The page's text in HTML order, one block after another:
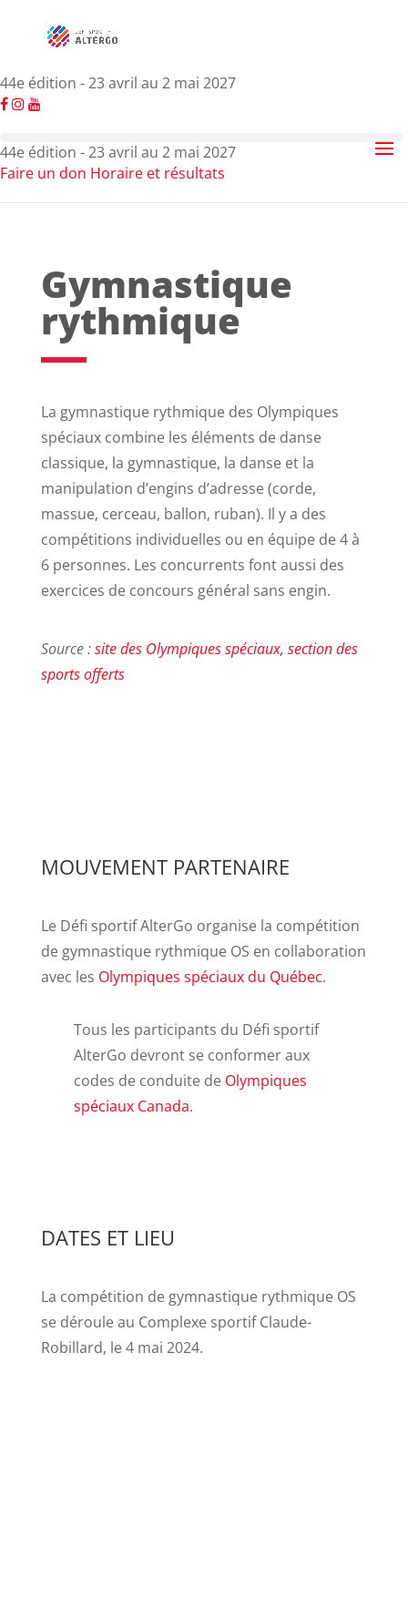
44e édition - 23 avril au 2 mai 2027
44e édition - 23 avril au 2 mai 2027
Faire un don Horaire et résultats
Gymnastique
rythmique
La gymnastique rythmique des Olympiques
spéciaux combine les éléments de danse
classique, la gymnastique, la danse et la
manipulation d’engins d’adresse (corde,
massue, cerceau, ballon, ruban). Il y a des
compétitions individuelles ou en équipe de 4 à
6 personnes. Les concurrents font aussi des
exercices de concours général sans engin.
Source :site des Olympiques spéciaux, section des
sports offerts
MOUVEMENT PARTENAIRE
Le Défi sportif AlterGo organise la compétition
de gymnastique rythmique OS en collaboration
avec les Olympiques spéciaux du Québec.
Tous les participants du Défi sportif
AlterGo devront se conformer aux
codes de conduite de Olympiques
spéciaux Canada.
DATES ET LIEU
La compétition de gymnastique rythmique OS
se déroule au Complexe sportif Claude-
Robillard, le 4 mai 2024.